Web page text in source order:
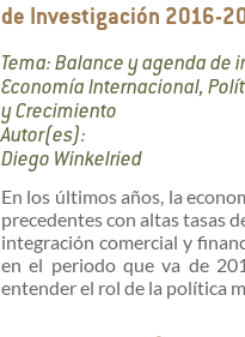
de Investigación 2016-
Tema: Balance y agenda de
Economía Internacional,
y Crecimiento
Autor(es):
Diego Winkelried
En los últimos años, la
precedentes con altas tasas
integración comercial y
en el periodo que va de
entender el rol de la política